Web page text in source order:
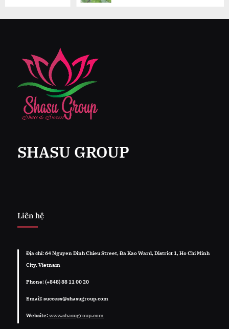
SHASU GROUP
Liên hệ
Địa chỉ: 64 Nguyen Dinh Chieu Street, Đa Kao Ward, District 1, Ho Chi Minh
City, Vietnam
Phone: (+848) 88 11 00 20
Email: success@shasugroup.com
Website:www.shasugroup.com